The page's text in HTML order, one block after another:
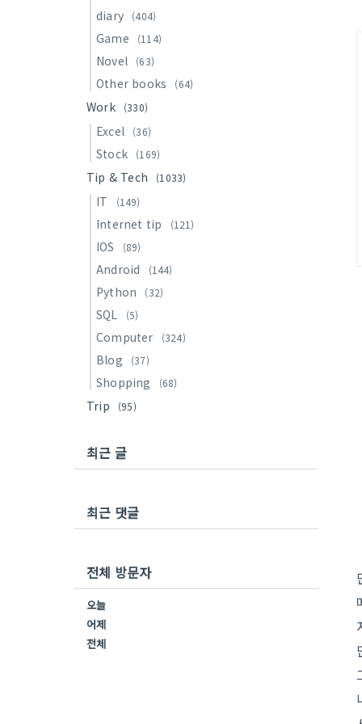
diary
(404)
Game (114)
Novel (63)
Other books (64)
Work (330)
Excel (36)
Stock (169)
Tip & Tech (1033)
IT (149)
Internet tip (121)
IOS (89)
Android (144)
Python (32)
SQL (5)
Computer (324)
Blog (37)
Shopping (68)
Trip (95)
최근 글
최근 댓글
전체 방문자
오늘
어제
전체